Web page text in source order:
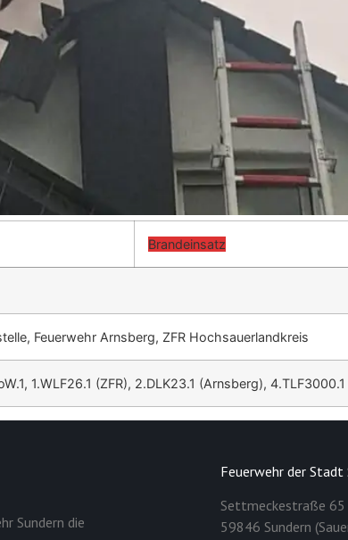
Brandeinsatz
Feuerwehr Arnsberg, ZFR Hochsauerlandkreis
1.WLF26.1 (ZFR), 2.DLK23.1 (Arnsberg), 4.TLF3000.1
Sundern die
Feuerwehr der Stadt
Settmeckestraße 65
59846 Sundern